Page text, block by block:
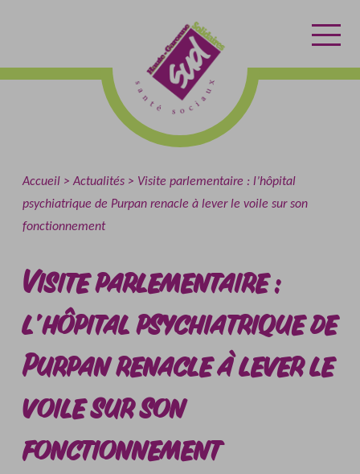
l'accueil
Accueil Actualités
Visite parlementaire : l’hôpital
psychiatrique de Purpan renacle à lever le voile sur son
fonctionnement
Visite parlementaire :
l’hôpital psychiatrique de
Purpan renacle à lever le
voile sur son
fonctionnement